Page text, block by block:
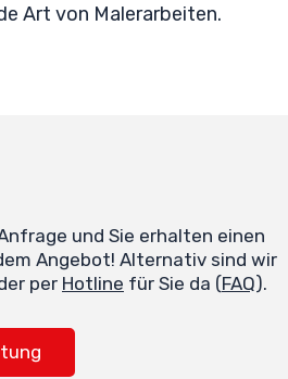
Art von Malerarbeiten.
und Sie erhalten einen
Angebot! Alternativ sind wir
per Hotline für Sie da (FAQ).